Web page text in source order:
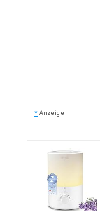
* Anzeige